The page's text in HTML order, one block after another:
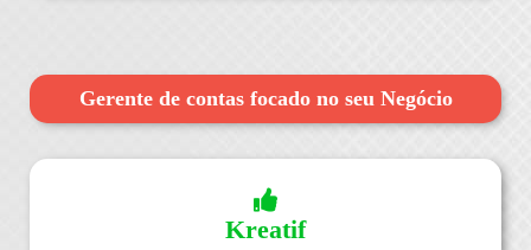
Gerente de contas focado no seu Negócio
Kreatif